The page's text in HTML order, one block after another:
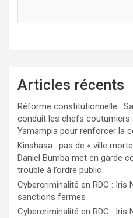
Articles récents
Réforme constitutionnelle :
conduit les chefs coutumiers
Yamampia pour renforcer la
Kinshasa : pas de « ville
Daniel Bumba met en garde
trouble à l’ordre public
Cybercriminalité en RDC : Iris
sanctions fermes
Cybercriminalité en RDC : Iris